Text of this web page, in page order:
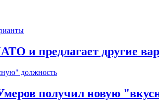
и предлагает другие
получил новую